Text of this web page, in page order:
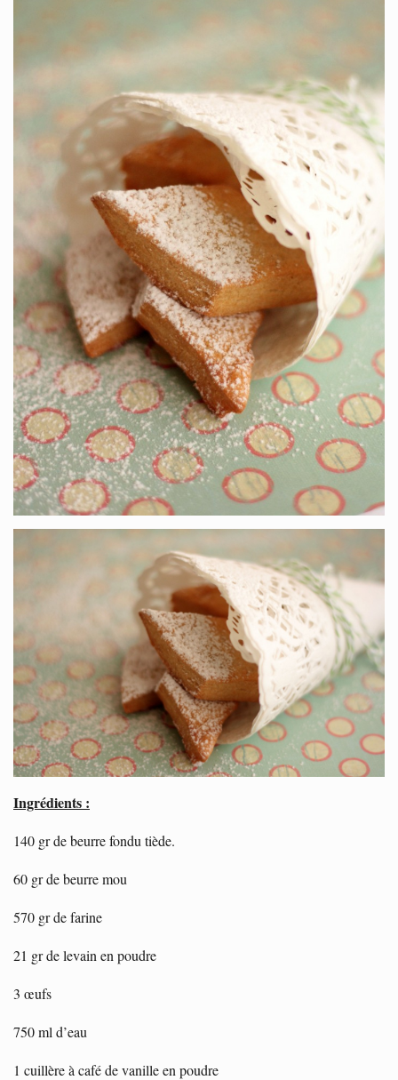
Ingrédients :
140 gr de beurre fondu tiède.
60 gr de beurre mou
570 gr de farine
21 gr de levain en poudre
3 œufs
750 ml d’eau
1 cuillère à café de vanille en poudre